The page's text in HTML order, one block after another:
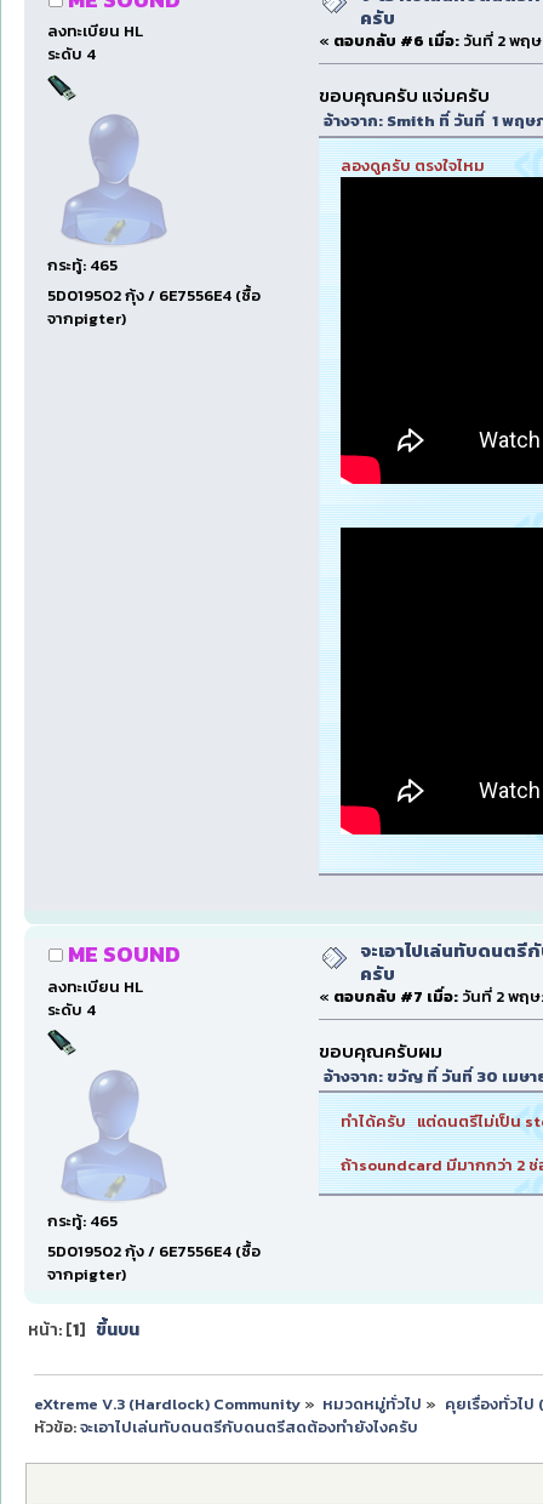
ลงทะเบียน HL
ระดับ 4
กระทู้: 465
5D019502 กุ้ง / 6E7556E4 (ซื้อ
จากpigter)
ครับ
« ตอบกลับ #6 เมื่อ: วันที่ 2 พฤ
ขอบคุณครับ แจ่มครับ
อ้างจาก: Smith ที่ วันที่ 1 พฤ
ลองดูครับ ตรงใจไหม
ME SOUND
ลงทะเบียน HL
ระดับ 4
กระทู้: 465
5D019502 กุ้ง / 6E7556E4 (ซื้อ
จากpigter)
จะเอาไปเล่นทับดนต
ครับ
« ตอบกลับ #7 เมื่อ: วันที่ 2 พฤษ
ขอบคุณครับผม
อ้างจาก: ขวัญ ที่ วันที่ 30 เมษ
ทำได้ครับ แต่ดนตรีไม่เป็น
ถ้าsoundcard มีมากกว่า 2
หน้า: [1] ขึ้นบน
eXtreme V.3 (Hardlock) Community» หมวดหมู่ทั่วไป » คุยเรื่องทั่วไป
หัวข้อ:จะเอาไปเล่นทับดนตรีกับดนตรีสดต้องทำยังไงครับ